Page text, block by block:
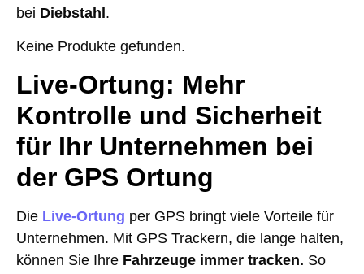
bei Diebstahl.
Keine Produkte gefunden.
Live-Ortung: Mehr
Kontrolle und Sicherheit
für Ihr Unternehmen bei
der GPS Ortung
Die Live-Ortung per GPS bringt viele Vorteile für
Unternehmen. Mit GPS Trackern, die lange halten,
können Sie Ihre Fahrzeuge immer tracken. So